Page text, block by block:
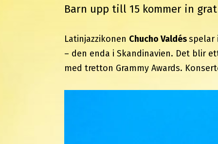
Barn upp till 15 kommer in
Latinjazzikonen Chucho Valdésspelar
– den enda i Skandinavien. Det blir
med tretton Grammy Awards.